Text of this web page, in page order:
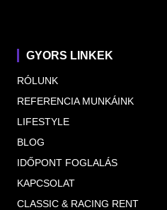
GYORS LINKEK
RÓLUNK
REFERENCIA MUNKÁINK
LIFESTYLE
BLOG
IDŐPONT FOGLALÁS
KAPCSOLAT
CLASSIC & RACING RENT